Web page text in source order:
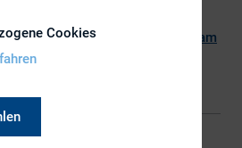
vollständigen Artikel
Livestream
Cookies